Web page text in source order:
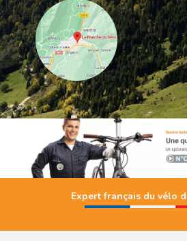
Expert français du vélo